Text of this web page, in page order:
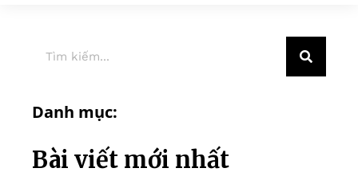
Danh mục:
Bài viết mới nhất